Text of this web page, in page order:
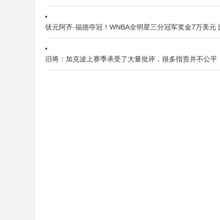
状元阿齐·福德夺冠！WNBA全明星三分冠军奖金7万美元
旧将：加克波上赛季承受了大量批评，很多指责并不公平